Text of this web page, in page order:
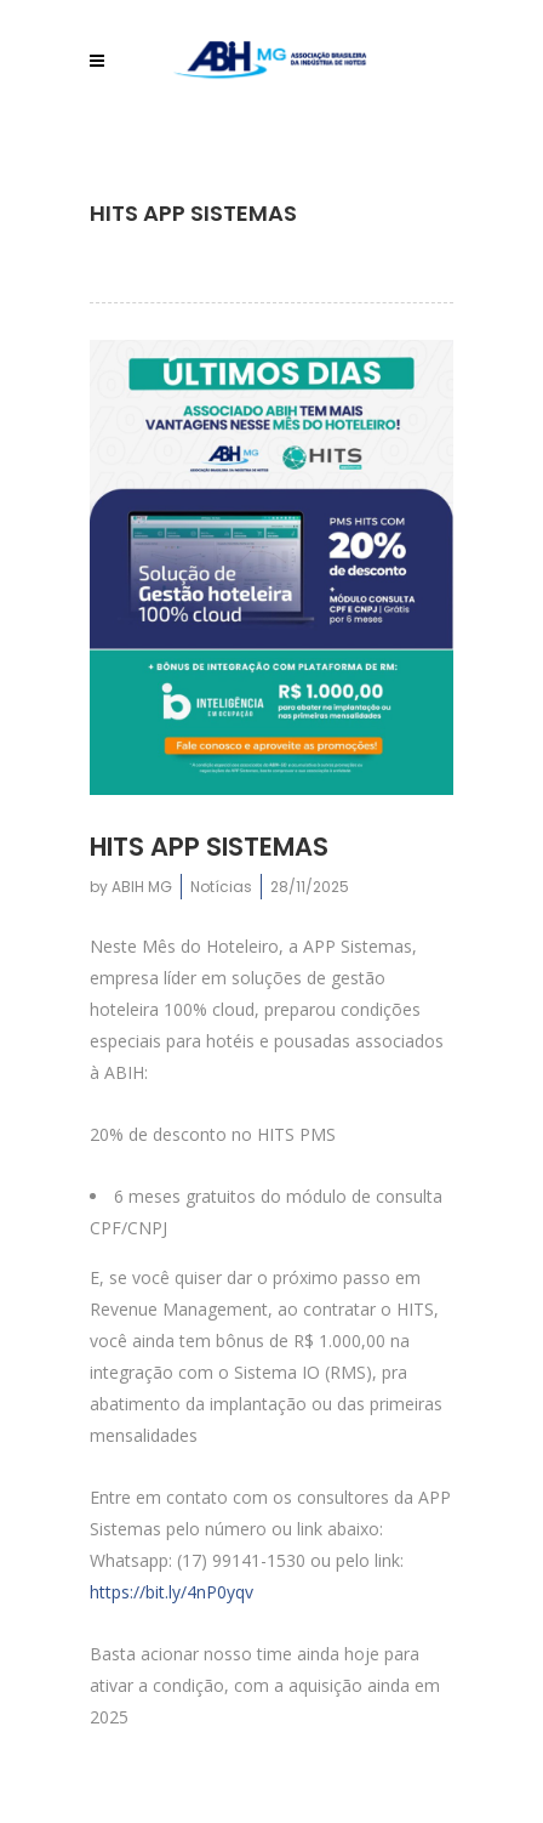
HITS APP SISTEMAS
HITS APP SISTEMAS
byABIH MG Notícias 28/11/2025
Neste Mês do Hoteleiro, a APP Sistemas,
empresa líder em soluções de gestão
hoteleira 100% cloud, preparou condições
especiais para hotéis e pousadas associados
à ABIH:
20% de desconto no HITS PMS
6 meses gratuitos do módulo de consulta
CPF/CNPJ
E, se você quiser dar o próximo passo em
Revenue Management, ao contratar o HITS,
você ainda tem bônus de R$ 1.000,00 na
integração com o Sistema IO (RMS), pra
abatimento da implantação ou das primeiras
mensalidades
Entre em contato com os consultores da APP
Sistemas pelo número ou link abaixo:
Whatsapp: (17) 99141-1530 ou pelo link:
https://bit.ly/4nP0yqv
Basta acionar nosso time ainda hoje para
ativar a condição, com a aquisição ainda em
2025